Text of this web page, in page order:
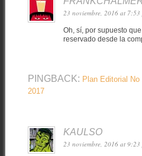
23 noviembre, 2016 at 7:53
Oh, sí, por supuesto
reservado desde la
PINGBACK: Plan Editorial
2017
KAULSO
23 noviembre, 2016 at 9:23